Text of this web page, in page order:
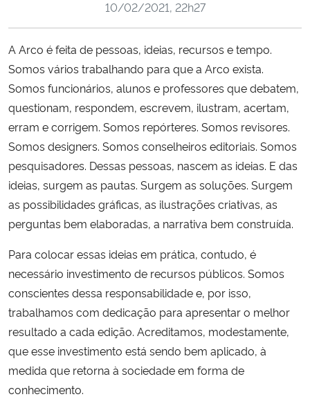
Ministério da Saúde
Ministério de Minas e Energia
Ministério da Ciência, Tecnologia, Inovações e Comunicações
Ministério do Turismo
Ministério do Desenvolvimento Regional
Controladoria-Geral da União
Secretaria de Governo
10/02/2021, 22h27
A Arco é feita de pessoas, ideias, recursos e tempo.
Somos vários trabalhando para que a Arco exista.
Somos funcionários, alunos e professores que debatem,
questionam, respondem, escrevem, ilustram, acertam,
erram e corrigem. Somos repórteres. Somos revisores.
Somos designers. Somos conselheiros editoriais. Somos
pesquisadores. Dessas pessoas, nascem as ideias. E das
ideias, surgem as pautas. Surgem as soluções. Surgem
as possibilidades gráficas, as ilustrações criativas, as
perguntas bem elaboradas, a narrativa bem construída.
Para colocar essas ideias em prática, contudo, é
necessário investimento de recursos públicos. Somos
conscientes dessa responsabilidade e, por isso,
trabalhamos com dedicação para apresentar o melhor
resultado a cada edição. Acreditamos, modestamente,
que esse investimento está sendo bem aplicado, à
medida que retorna à sociedade em forma de
conhecimento.